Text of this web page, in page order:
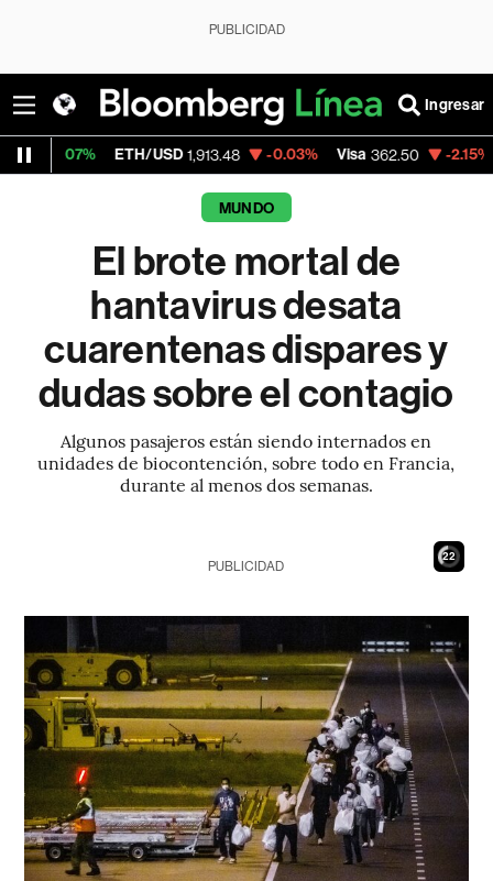
PUBLICIDAD
Ingresar
1,913.48 -0.03% Visa 362.50 -2.15% MercadoLibre
MUNDO
El brote mortal de
hantavirus desata
cuarentenas dispares y
dudas sobre el contagio
Algunos pasajeros están siendo internados en
unidades de biocontención, sobre todo en Francia,
durante al menos dos semanas.
20
PUBLICIDAD